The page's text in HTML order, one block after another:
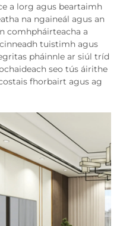
a lorg agus beartaimh
na ngaineál agus an
comhpháirteacha a
tuistimh agus
pháinnle ar siúl tríd
seo tús áirithe
fhorbairt agus ag